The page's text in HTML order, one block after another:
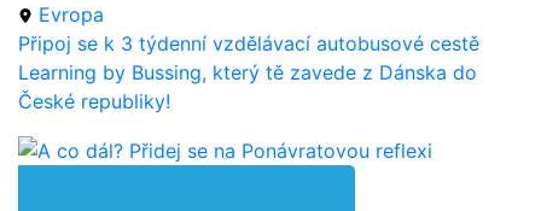
Evropa
Připoj se k 3 týdenní vzdělávací autobusové cestě
Learning by Bussing, který tě zavede z Dánska do
České republiky!